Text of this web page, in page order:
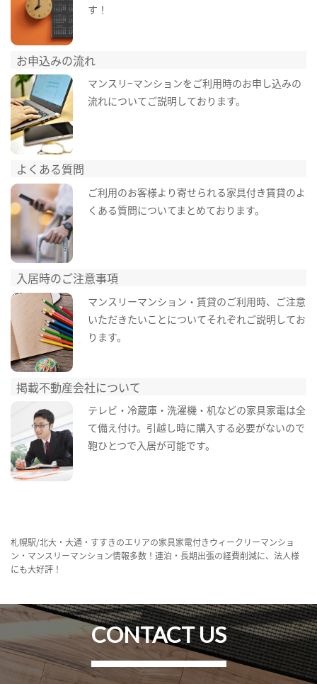
す！
お申込みの流れ
マンスリ−マンションをご利用時のお申し込みの
流れについてご説明しております。
よくある質問
ご利用のお客様より寄せられる家具付き賃貸のよ
くある質問についてまとめております。
入居時のご注意事項
マンスリーマンション・賃貸のご利用時、ご注意
いただきたいことについてそれぞれご説明してお
ります。
掲載不動産会社について
テレビ・冷蔵庫・洗濯機・机などの家具家電は全
て備え付け。引越し時に購入する必要がないので
鞄ひとつで入居が可能です。
札幌駅/北大・大通・すすきのエリアの家具家電付きウィークリーマンショ
ン・マンスリーマンション情報多数！連泊・長期出張の経費削減に、法人様
にも大好評！
CONTACT US